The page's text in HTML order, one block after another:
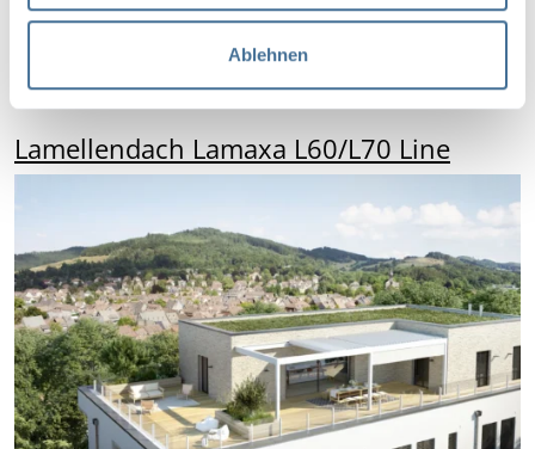
Ablehnen
…
Lamellendach Lamaxa L60/L70 Line